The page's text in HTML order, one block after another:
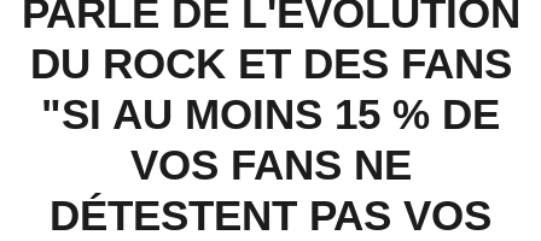
PARLE DE L'ÉVOLUTION
DU ROCK ET DES FANS
"SI AU MOINS 15 % DE
VOS FANS NE
DÉTESTENT PAS VOS